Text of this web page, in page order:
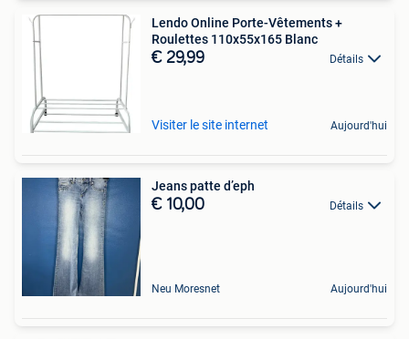
Lendo Online Porte-Vêtements +
Roulettes 110x55x165 Blanc
€ 29,99 Détails
Visiter le site internet Aujourd'hui
Jeans patte d’eph
€ 10,00 Détails
Neu Moresnet Aujourd'hui